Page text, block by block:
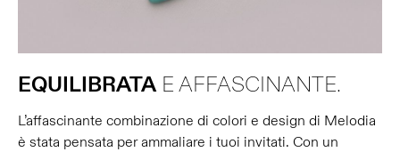
EQUILIBRATAE AFFASCINANTE.
L’affascinante combinazione di colori e design di Melodia
è stata pensata per ammaliare i tuoi invitati. Con un